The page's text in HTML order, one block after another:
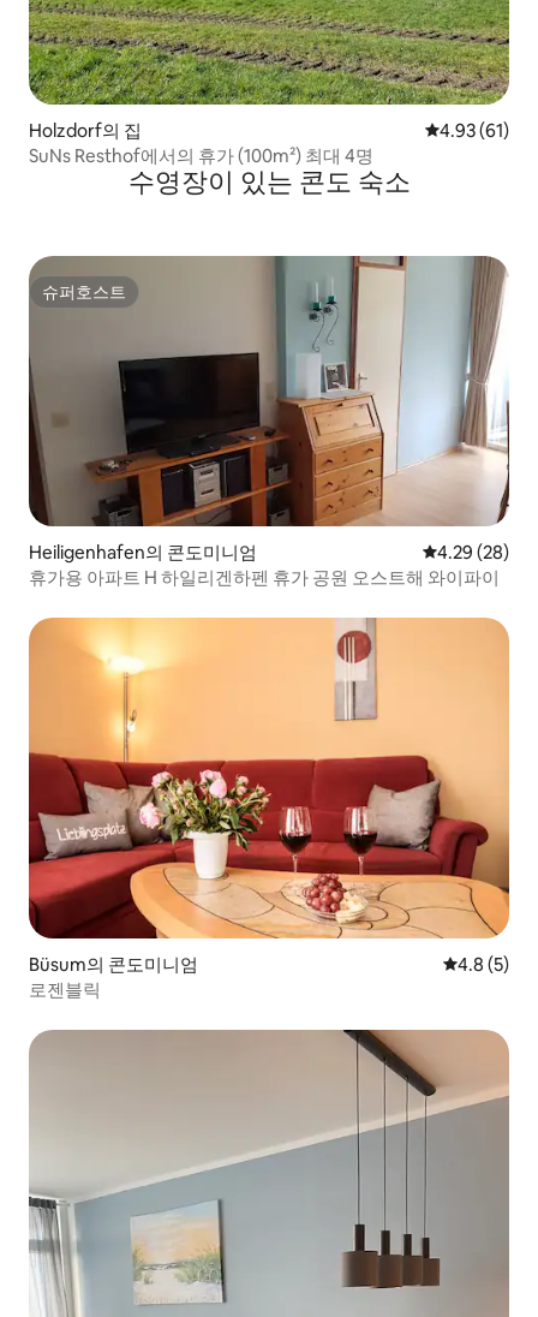
Holzdorf의 집 평점 4.93점
4.93 (61)
SuNs Resthof에서의 휴가 (100m²) 최대 4명
수영장이 있는 콘도 숙소
슈퍼호스트
슈퍼호스트
Heiligenhafen의 콘도미니엄 평점 4.29점(5
4.29 (28)
휴가용 아파트 H 하일리겐하펜 휴가 공원 오스트해 와이파이
Büsum의 콘도미니엄 평점 4.8점
4.8 (5)
로젠블릭